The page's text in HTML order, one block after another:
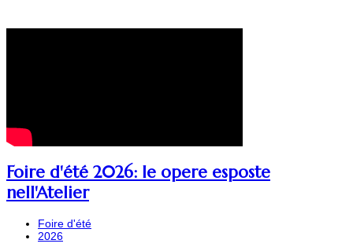
Foire d'été 2026: le opere esposte
nell'Atelier
Foire d'été
2026